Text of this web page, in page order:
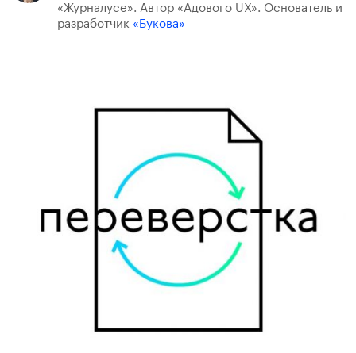
«Журналусе». Автор «Адового UX». Основатель и
разработчик «Букова»